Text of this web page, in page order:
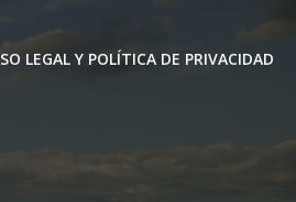
LEGAL Y POLÍTICA DE PRIVACIDAD